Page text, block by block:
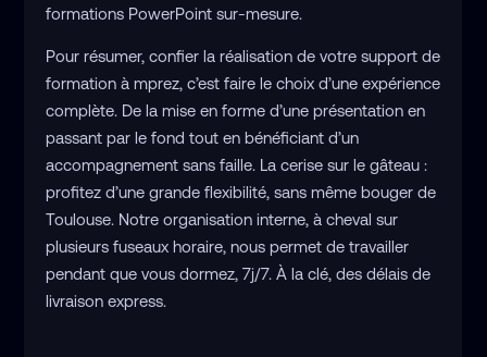
formations PowerPoint sur-mesure.
Pour résumer, confier la réalisation de votre support de
formation à mprez, c’est faire le choix d’une expérience
complète. De la mise en forme d’une présentation en
passant par le fond tout en bénéficiant d’un
accompagnement sans faille. La cerise sur le gâteau :
profitez d’une grande flexibilité, sans même bouger de
Toulouse. Notre organisation interne, à cheval sur
plusieurs fuseaux horaire, nous permet de travailler
pendant que vous dormez, 7j/7. À la clé, des délais de
livraison express.